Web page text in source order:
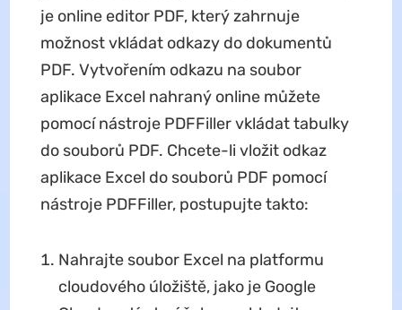
je online editor PDF, který zahrnuje
možnost vkládat odkazy do dokumentů
PDF. Vytvořením odkazu na soubor
aplikace Excel nahraný online můžete
pomocí nástroje PDFFiller vkládat tabulky
do souborů PDF. Chcete-li vložit odkaz
aplikace Excel do souborů PDF pomocí
nástroje PDFFiller, postupujte takto:
Nahrajte soubor Excel na platformu
cloudového úložiště, jako je Google